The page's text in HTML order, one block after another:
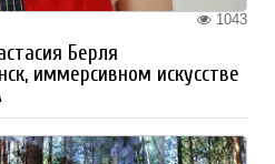
1043
Берля
иммерсивном искусстве